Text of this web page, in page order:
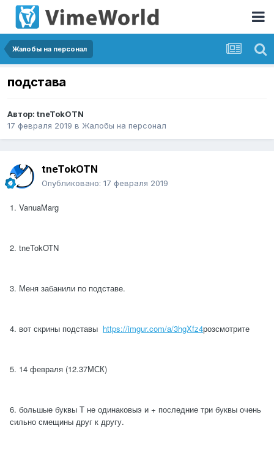
Жалобы на персонал
подстава
Автор: tneTokOTN
17 февраля 2019 в Жалобы на персонал
tneTokOTN
Опубликовано: 17 февраля 2019
1. VanuaMarg
2. tneTokOTN
3. Меня забанили по подставе.
4. вот скрины подставы https://imgur.com/a/3hgXfz4розсмотрите
5. 14 февраля (12.37МСК)
6. большые буквы T не одинаковыэ и + последние три буквы очень
сильно смещины друг к другу.